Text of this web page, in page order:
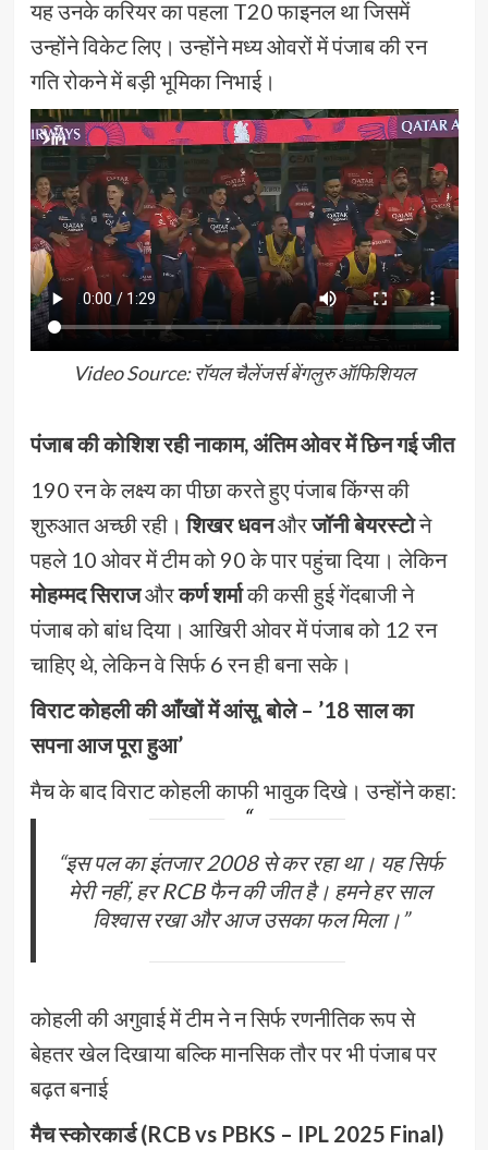
यह उनके करियर का पहला T20 फाइनल था जिसमें
उन्होंने विकेट लिए। उन्होंने मध्य ओवरों में पंजाब की रन
गति रोकने में बड़ी भूमिका निभाई।
Video Source: रॉयल चैलेंजर्स बेंगलुरु ऑफिशियल
पंजाब की कोशिश रही नाकाम, अंतिम ओवर में छिन गई जीत
190 रन के लक्ष्य का पीछा करते हुए पंजाब किंग्स की
शुरुआत अच्छी रही।शिखर धवनऔरजॉनी बेयरस्टोने
पहले 10 ओवर में टीम को 90 के पार पहुंचा दिया। लेकिन
मोहम्मद सिराजऔरकर्ण शर्माकी कसी हुई गेंदबाजी ने
पंजाब को बांध दिया। आखिरी ओवर में पंजाब को 12 रन
चाहिए थे, लेकिन वे सिर्फ 6 रन ही बना सके।
विराट कोहली की आँखों में आंसू, बोले – ’18 साल का
सपना आज पूरा हुआ’
मैच के बाद विराट कोहली काफी भावुक दिखे। उन्होंने कहा:
“इस पल का इंतजार 2008 से कर रहा था। यह सिर्फ
मेरी नहीं, हर RCB फैन की जीत है। हमने हर साल
विश्वास रखा और आज उसका फल मिला।”
कोहली की अगुवाई में टीम ने न सिर्फ रणनीतिक रूप से
बेहतर खेल दिखाया बल्कि मानसिक तौर पर भी पंजाब पर
बढ़त बनाई
मैच स्कोरकार्ड (RCB vs PBKS – IPL 2025 Final)